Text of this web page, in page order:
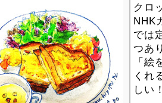
クロ
NHK
では
つあ
「絵
くれ
しい